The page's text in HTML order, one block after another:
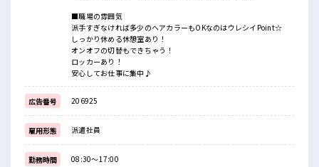
■職場の雰囲気
派手すぎなければ多少のヘアカラーもOKなのはウレシイPoint☆
しっかり休める休憩室あり！
オンオフの切替もできちゃう！
ロッカーあり！
安心してお仕事に集中♪
広告番号 206925
雇用形態 派遣社員
勤務時間 08:30～17:00